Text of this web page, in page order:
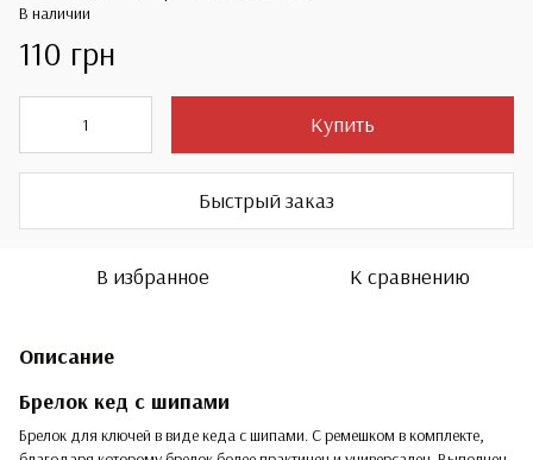
В наличии
110 грн
Купить
Быстрый заказ
В избранное К сравнению
Описание
Брелок кед с шипами
Брелок для ключей в виде кеда с шипами. С ремешком в комплекте,